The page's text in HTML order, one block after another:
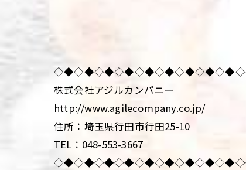
株式会社アジルカンパニー
http://www.agilecompany.co.jp/
住所：埼玉県行田市行田25-10
TEL：048-553-3667